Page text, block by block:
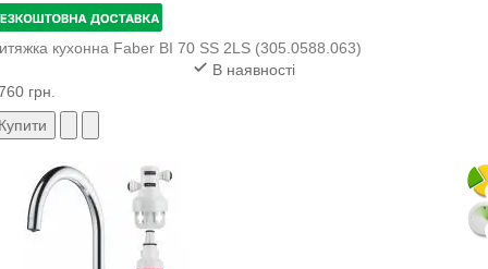
кухонна Faber BI 70 SS 2LS (305.0588.063)
В наявності
грн.